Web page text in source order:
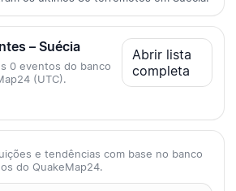
– Suécia
0 eventos do banco
(UTC).
Abrir lista
completa
e tendências com base no banco
do QuakeMap24.